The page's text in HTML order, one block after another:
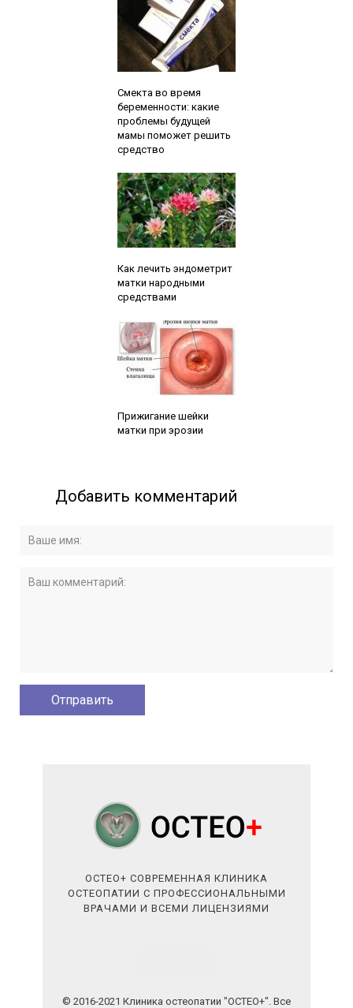
Смекта во время
беременности: какие
проблемы будущей
мамы поможет решить
средство
Как лечить эндометрит
матки народными
средствами
Прижигание шейки
матки при эрозии
Добавить комментарий
ОСТЕО+ СОВРЕМЕННАЯ КЛИНИКА
ОСТЕОПАТИИ С ПРОФЕССИОНАЛЬНЫМИ
ВРАЧАМИ И ВСЕМИ ЛИЦЕНЗИЯМИ
© 2016-2021 Клиника остеопатии "ОСТЕО+". Все